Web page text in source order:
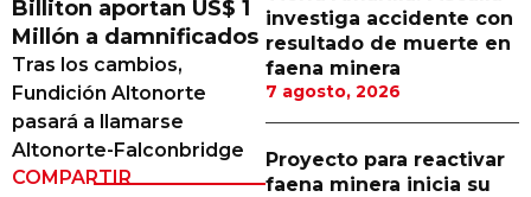
Minerí­a Subterránea
Proveedores
Canal Digital
Columnas de Opinión
Billiton aportan US$ 1
Millón a damnificados
Tras los cambios,
Fundición Altonorte
pasará a llamarse
Altonorte-Falconbridge
COMPARTIR
investiga accidente con
resultado de muerte en
faena minera
7 agosto, 2026
Proyecto para reactivar
faena minera inicia su